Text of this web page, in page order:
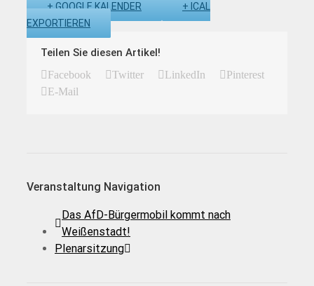
+ GOOGLE KALENDER
+ ICAL
EXPORTIEREN
Teilen Sie diesen Artikel!
Facebook Twitter LinkedIn
Pinterest
E-Mail
Veranstaltung Navigation
Das AfD-Bürgermobil kommt nach
Weißenstadt!
Plenarsitzung